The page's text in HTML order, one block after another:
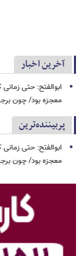
آخرین اخبار
ابوالفتح: حتی
معجزه بود/ چون
پربیننده‌ترین
ابوالفتح: حتی
معجزه بود/ چون